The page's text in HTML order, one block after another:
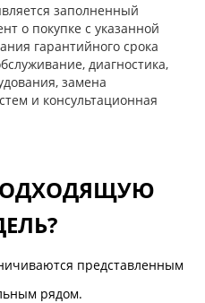
заполненный
о покупке с указанной
гарантийного срока
диагностика,
замена
и консультационная
представленным
рядом.